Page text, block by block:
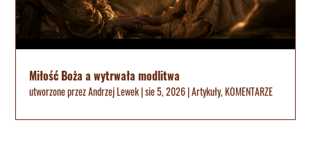
Miłość Boża a wytrwała modlitwa
utworzone przezAndrzej Lewek|sie 5, 2026|Artykuły,KOMENTARZE